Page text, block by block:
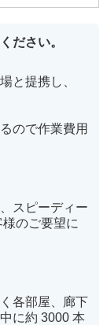
ださい。
と提携し、
ので作業費用
スピーディー
のご要望に
各部屋、廊下
に約 3000 本